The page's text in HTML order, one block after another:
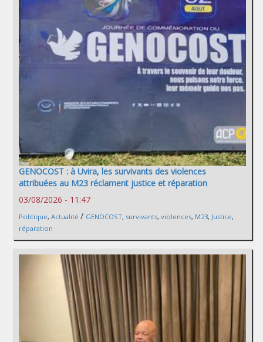
GENOCOST : à Uvira, les survivants des violences
attribuées au M23 réclament justice et réparation
03/08/2026 - 11:47
Politique, Actualité / GENOCOST, survivants, violences, M23, Justice,
réparation